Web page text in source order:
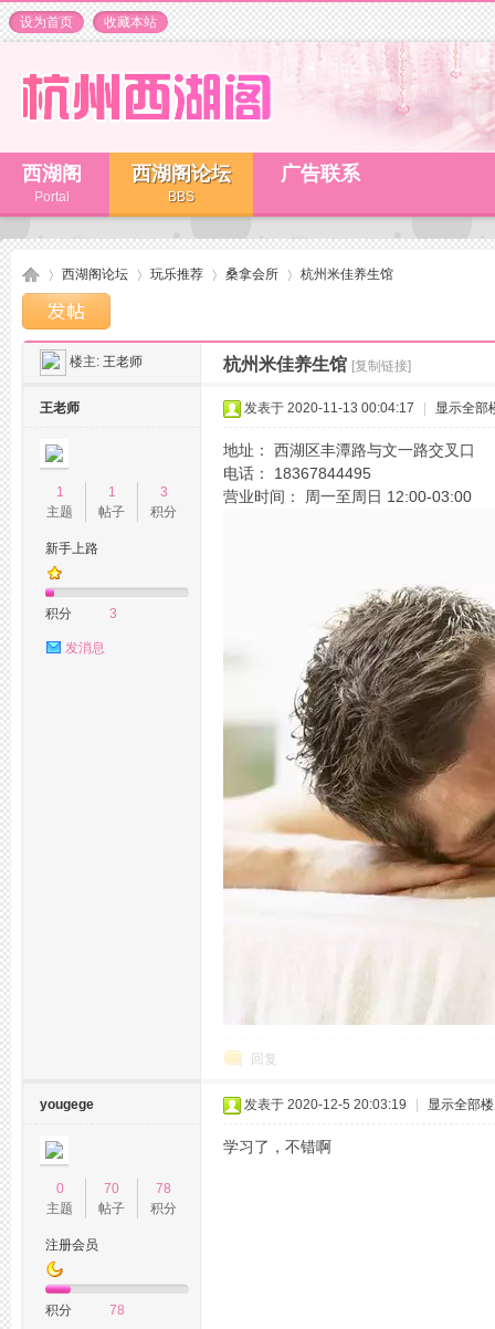
设为首页 收藏本站
西湖阁
Portal
西湖阁论坛
BBS
广告联系
»
西湖阁论坛
›
玩乐推荐 桑拿会所
›
杭州米佳养生馆
楼主: 王老师 杭州米佳养生馆 [复制链接]
王老师
1
主题
1
帖子
3
积分
新手上路
积分 3
发消息
发表于 2020-11-13 00:04:17 显示全部
地址： 西湖区丰潭路与文一路交叉口
电话： 18367844495
营业时间： 周一至周日 12:00-03:00
回复
yougege
0
主题
70
帖子
78
积分
注册会员
积分 78
发表于 2020-12-5 20:03:19 显示全部
学习了，不错啊